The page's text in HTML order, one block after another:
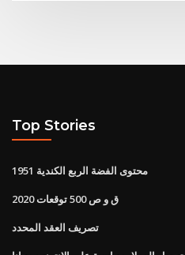
Top Stories
1951 محتوى الفضة الربع الكندية
ق و ص 500 توقعات 2020
تصريف العقد المحدد